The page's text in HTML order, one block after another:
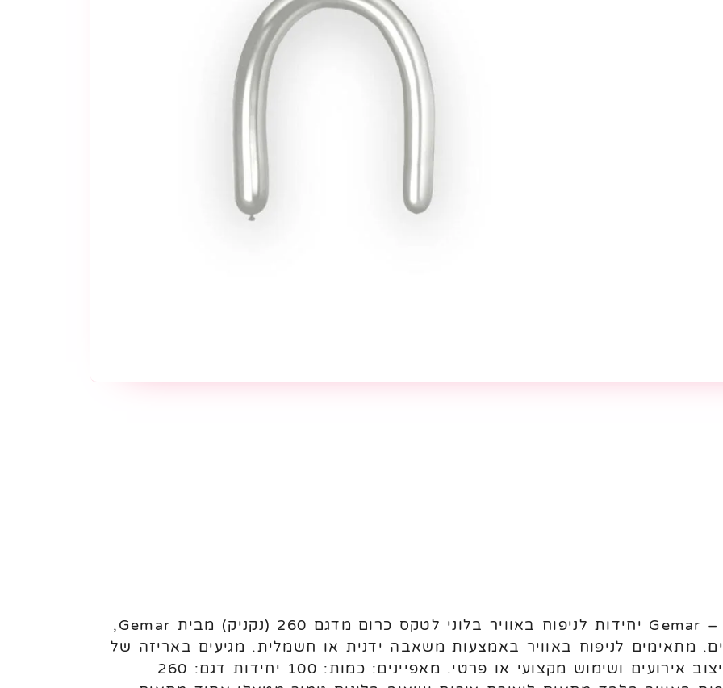
בלוני לטקס כרום 260 (נקניק) Gemar – 100 יחידות לניפוח באוויר בלוני לטקס כרום מדגם 260 (נקניק) מבית Gemar,
מתאימים לניפוח באוויר באמצעות משאבה ידנית או חשמלית. מגיעים באריזה של
100 יחידות. מתאימים לבלונאים, עיצוב אירועים ושימוש מקצועי או פרטי. מאפיינים: כמות: 100 יחידות דגם: 260